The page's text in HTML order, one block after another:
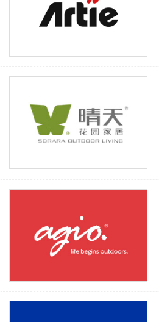
国际门业展览会（北京门
展），中国木门网、中居联高